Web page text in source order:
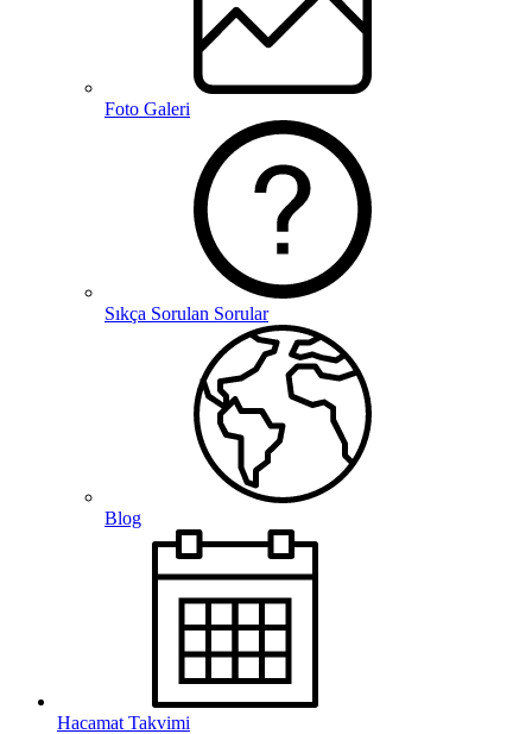
Foto Galeri
Sıkça Sorulan Sorular
Blog
Hacamat Takvimi